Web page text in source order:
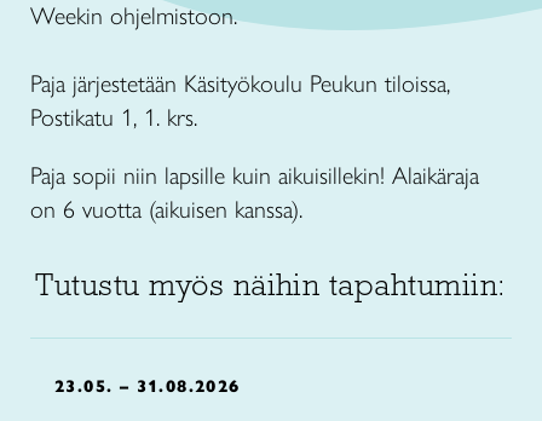
Weekin ohjelmistoon.
Paja järjestetään Käsityökoulu Peukun tiloissa,
Postikatu 1, 1. krs.
Paja sopii niin lapsille kuin aikuisillekin! Alaikäraja
on 6 vuotta (aikuisen kanssa).
Tutustu myös näihin tapahtumiin:
23.05. – 31.08.2026